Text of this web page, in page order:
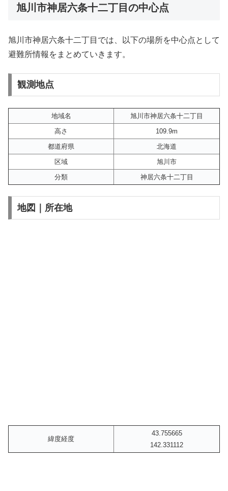
旭川市神居六条十二丁目の中心点
旭川市神居六条十二丁目では、以下の場所を中心点として
避難所情報をまとめていきます。
観測地点
地域名
旭川市神居六条十二丁目
高さ
109.9m
都道府県
北海道
区域
旭川市
分類
神居六条十二丁目
地図｜所在地
緯度経度
43.755665
142.331112